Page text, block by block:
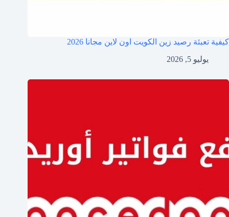
كيفية تعبئة رصيد زين الكويت اون لاين مجانا 2026
يوليو 5, 2026